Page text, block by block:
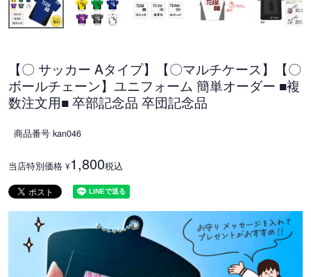
【〇 サッカー Aタイプ】【〇マルチケース】【〇
ボールチェーン】ユニフォーム 簡単オーダー ■複
数注文用■ 卒部記念品 卒団記念品
商品番号 kan046
当店特別価格 ¥1,800税込